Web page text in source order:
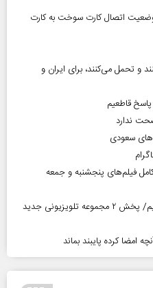
وضعیت اتصال کارت سوخت به کارت
و تحمل می‌کنند، برای ایران و
قاطعیم
ندارد
سعودی
فیلم‌های پنجشنبه و جمعه
هنرمند منحصر‌به‌فردی را از دست دادیم/ پخش ۲ مجموعه تلویزیونی جدید
امضا کرده پایبند بماند